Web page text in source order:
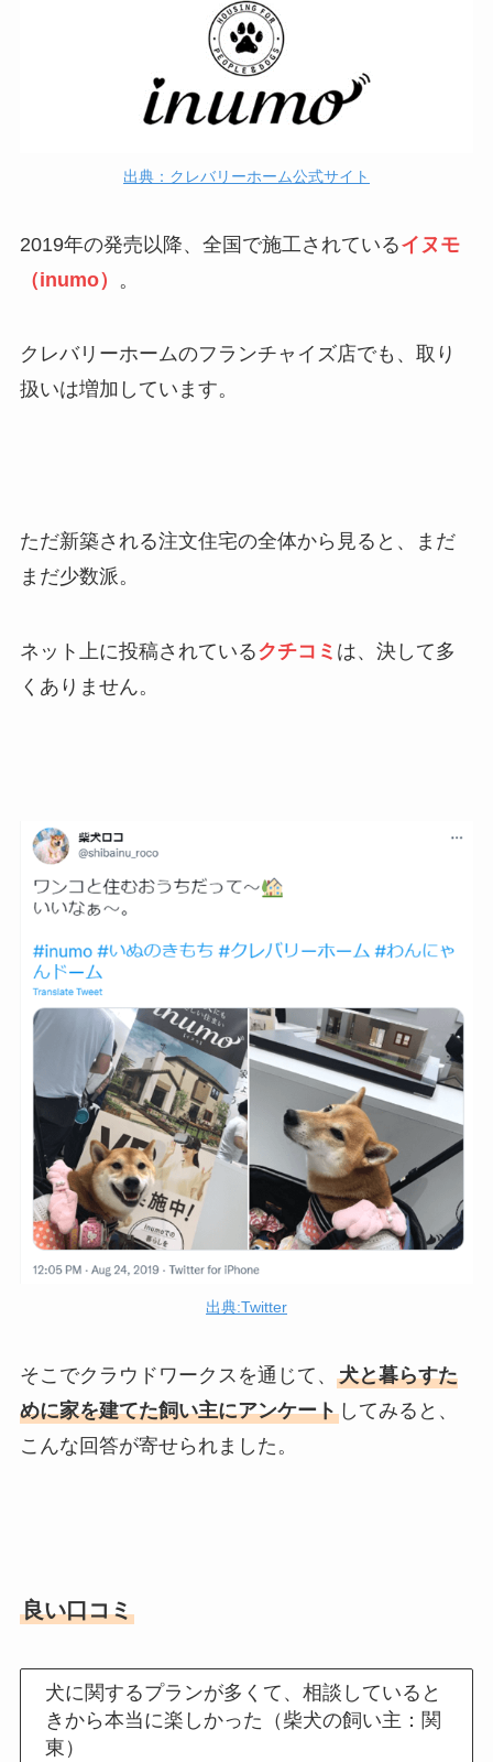
出典：クレバリーホーム公式サイト
2019年の発売以降、全国で施工されているイヌモ
（inumo）
。
クレバリーホームのフランチャイズ店でも、取り
扱いは増加しています。
ただ新築される注文住宅の全体から見ると、まだ
まだ少数派。
ネット上に投稿されているクチコミ は、決して多
くありません。
出典:Twitter
そこでクラウドワークスを通じて、 犬と暮らすた
めに家を建てた飼い主にアンケートしてみると、
こんな回答が寄せられました。
良い口コミ
犬に関するプランが多くて、相談していると
きから本当に楽しかった（柴犬の飼い主：関
東）